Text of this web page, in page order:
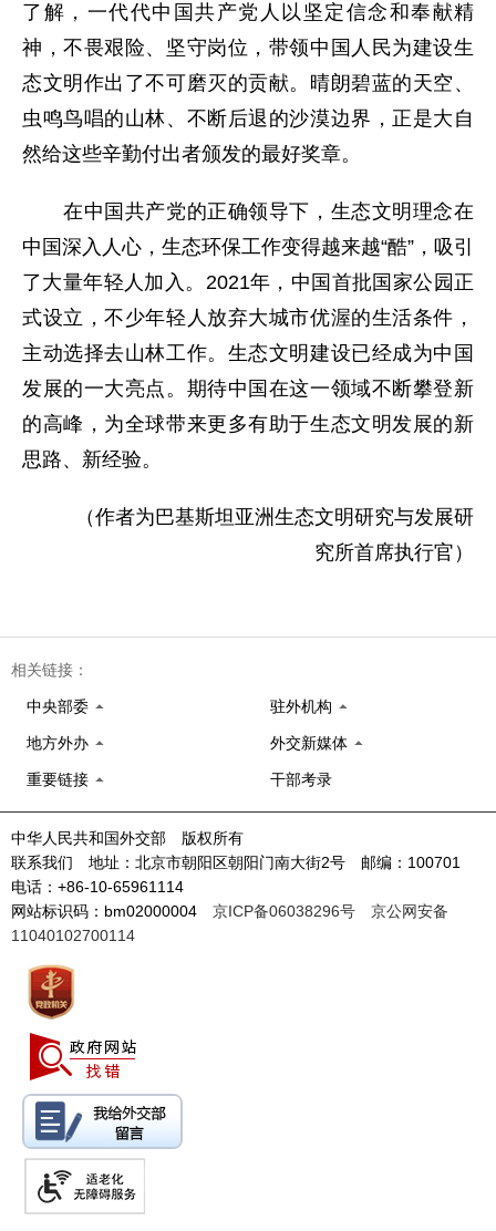
了解，一代代中国共产党人以坚定信念和奉献精
神，不畏艰险、坚守岗位，带领中国人民为建设生
态文明作出了不可磨灭的贡献。晴朗碧蓝的天空、
虫鸣鸟唱的山林、不断后退的沙漠边界，正是大自
然给这些辛勤付出者颁发的最好奖章。
在中国共产党的正确领导下，生态文明理念在
中国深入人心，生态环保工作变得越来越“酷”，吸引
了大量年轻人加入。2021年，中国首批国家公园正
式设立，不少年轻人放弃大城市优渥的生活条件，
主动选择去山林工作。生态文明建设已经成为中国
发展的一大亮点。期待中国在这一领域不断攀登新
的高峰，为全球带来更多有助于生态文明发展的新
思路、新经验。
（作者为巴基斯坦亚洲生态文明研究与发展研
究所首席执行官）
相关链接：
中央部委 驻外机构
地方外办 外交新媒体
重要链接 干部考录
中华人民共和国外交部 版权所有
联系我们 地址：北京市朝阳区朝阳门南大街2号 邮编：100701
电话：+86-10-65961114
网站标识码：bm02000004 京ICP备06038296号
京公网安备
11040102700114